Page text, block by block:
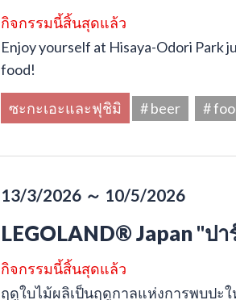
กิจกรรมนี้สิ้นสุดแล้ว
Enjoy yourself at Hisaya-Odori Park
food!
ซะกะเอะและฟุชิมิ # beer #
13/3/2026 ～ 10/5/2026
LEGOLAND® Japan "ป
กิจกรรมนี้สิ้นสุดแล้ว
ฤดูใบไม้ผลิเป็นฤดูกาลแห่งการพบปะใ